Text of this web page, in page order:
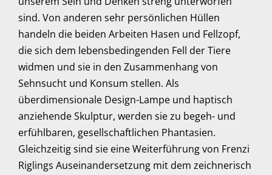
sind. Von anderen sehr persönlichen Hüllen
handeln die beiden Arbeiten Hasen und Fellzopf,
die sich dem lebensbedingenden Fell der Tiere
widmen und sie in den Zusammenhang von
Sehnsucht und Konsum stellen. Als
überdimensionale Design-Lampe und haptisch
anziehende Skulptur, werden sie zu begeh- und
erfühlbaren, gesellschaftlichen Phantasien.
Gleichzeitig sind sie eine Weiterführung von Frenzi
Riglings Auseinandersetzung mit dem zeichnerisch